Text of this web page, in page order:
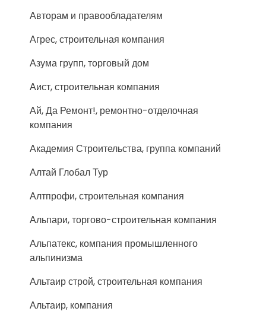
Авторам и правообладателям
Агрес, строительная компания
Азума групп, торговый дом
Аист, строительная компания
Ай, Да Ремонт!, ремонтно-отделочная
компания
Академия Строительства, группа компаний
Алтай Глобал Тур
Алтпрофи, строительная компания
Альпари, торгово-строительная компания
Альпатекс, компания промышленного
альпинизма
Альтаир строй, строительная компания
Альтаир, компания